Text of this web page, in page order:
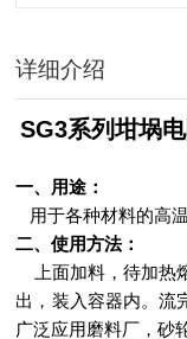
详细介绍
SG3系列坩埚
一、用途：
用于各种材料的高温
二、使用方法：
上面加料，待加热
出，装入容器内。流
广泛应用磨料厂，砂